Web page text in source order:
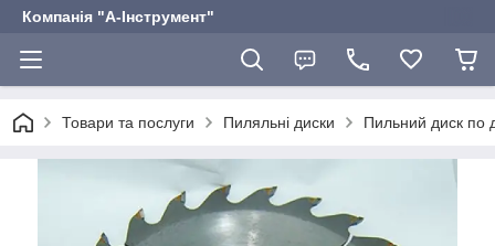
Компанія "А-Інструмент"
Товари та послуги Пиляльні диски Пильний диск по